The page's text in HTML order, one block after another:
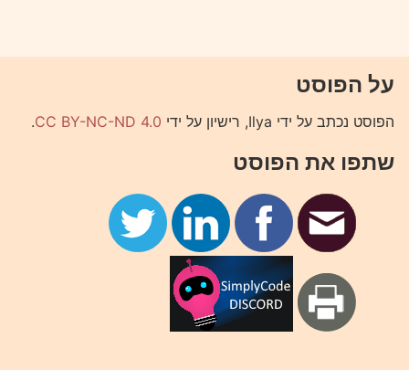
על הפוסט
הפוסט נכתב על ידי Ilya, רישיון על ידי CC BY-NC-ND 4.0
.
שתפו את הפוסט